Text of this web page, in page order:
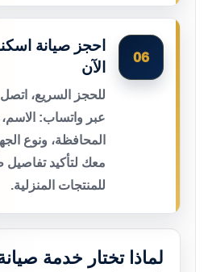
06
احجز صيانة
الآن
للحجز السريع، اتصل
عبر واتساب: الاسم،
المحافظة، ونوع
معك لتأكيد
للمنتجات المنزلية.
لماذا تختار خدمة